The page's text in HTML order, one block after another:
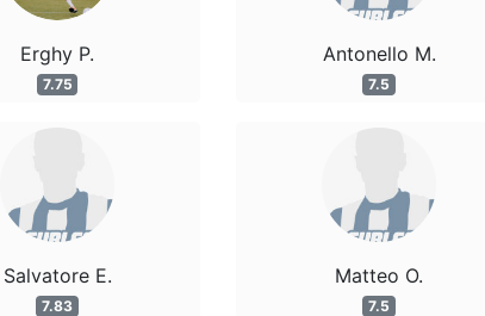
Erghy P.
7.75
Salvatore E.
7.83
Antonello M.
7.5
Matteo O.
7.5